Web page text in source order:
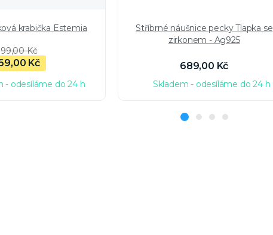
krabička Estemia
99,00 Kč
Kč
- odesíláme do 24 h
Stříbrné náušnice pecky Tlapka se
zirkonem - Ag925
689,00 Kč
Skladem - odesíláme do 24 h